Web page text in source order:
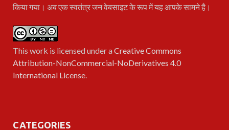
किया गया। अब एक स्वतंत्र जन वेबसाइट के रूप में यह आपके सामने है।
This work is licensed under aCreative Commons
Attribution-NonCommercial-NoDerivatives 4.0
International License
CATEGORIES